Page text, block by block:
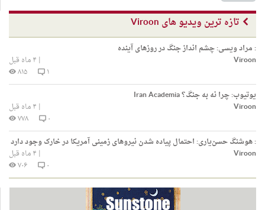
تازه ترین ویدیو های Viroon
:مراد ویسی: چشم انداز جنگ در روزهای آینده
Viroon
| ۴ ماه قبل
۱
۸۱۵
یوتیوب:چرا نه به جنگ؟ Iran Academia
Viroon
| ۴ ماه قبل
۰
۷۷۸
:هوشنگ حسن‌یاری: احتمال پیاده شدن نیروهای زمینی آمریکا در خارک وجود دارد
Viroon
| ۴ ماه قبل
۰
۷۰۶